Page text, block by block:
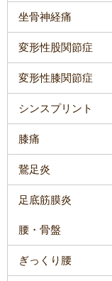
坐骨神経痛
変形性股関節症
変形性膝関節症
シンスプリント
膝痛
鵞足炎
足底筋膜炎
腰・骨盤
ぎっくり腰